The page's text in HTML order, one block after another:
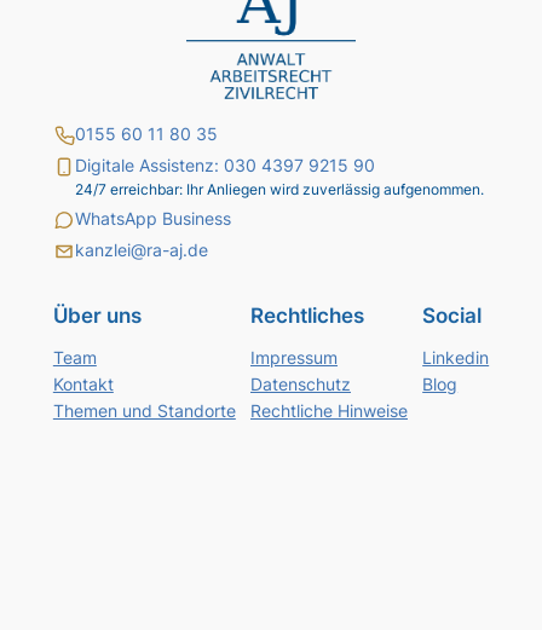
0155 60 11 80 35
Digitale Assistenz: 030 4397 9215 90
24/7 erreichbar: Ihr Anliegen wird zuverlässig aufgenommen.
WhatsApp Business
kanzlei@ra-aj.de
Über uns
Team
Kontakt
Themen und Standorte
Rechtliches
Impressum
Datenschutz
Rechtliche Hinweise
Social
Linkedin
Blog